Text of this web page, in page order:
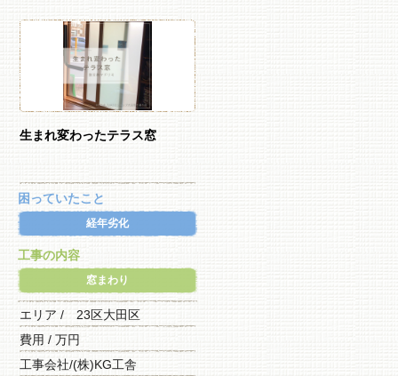
生まれ変わったテラス窓
困っていたこと
経年劣化
工事の内容
窓まわり
エリア / 23区大田区
費用 / 万円
工事会社/(株)KG工舎